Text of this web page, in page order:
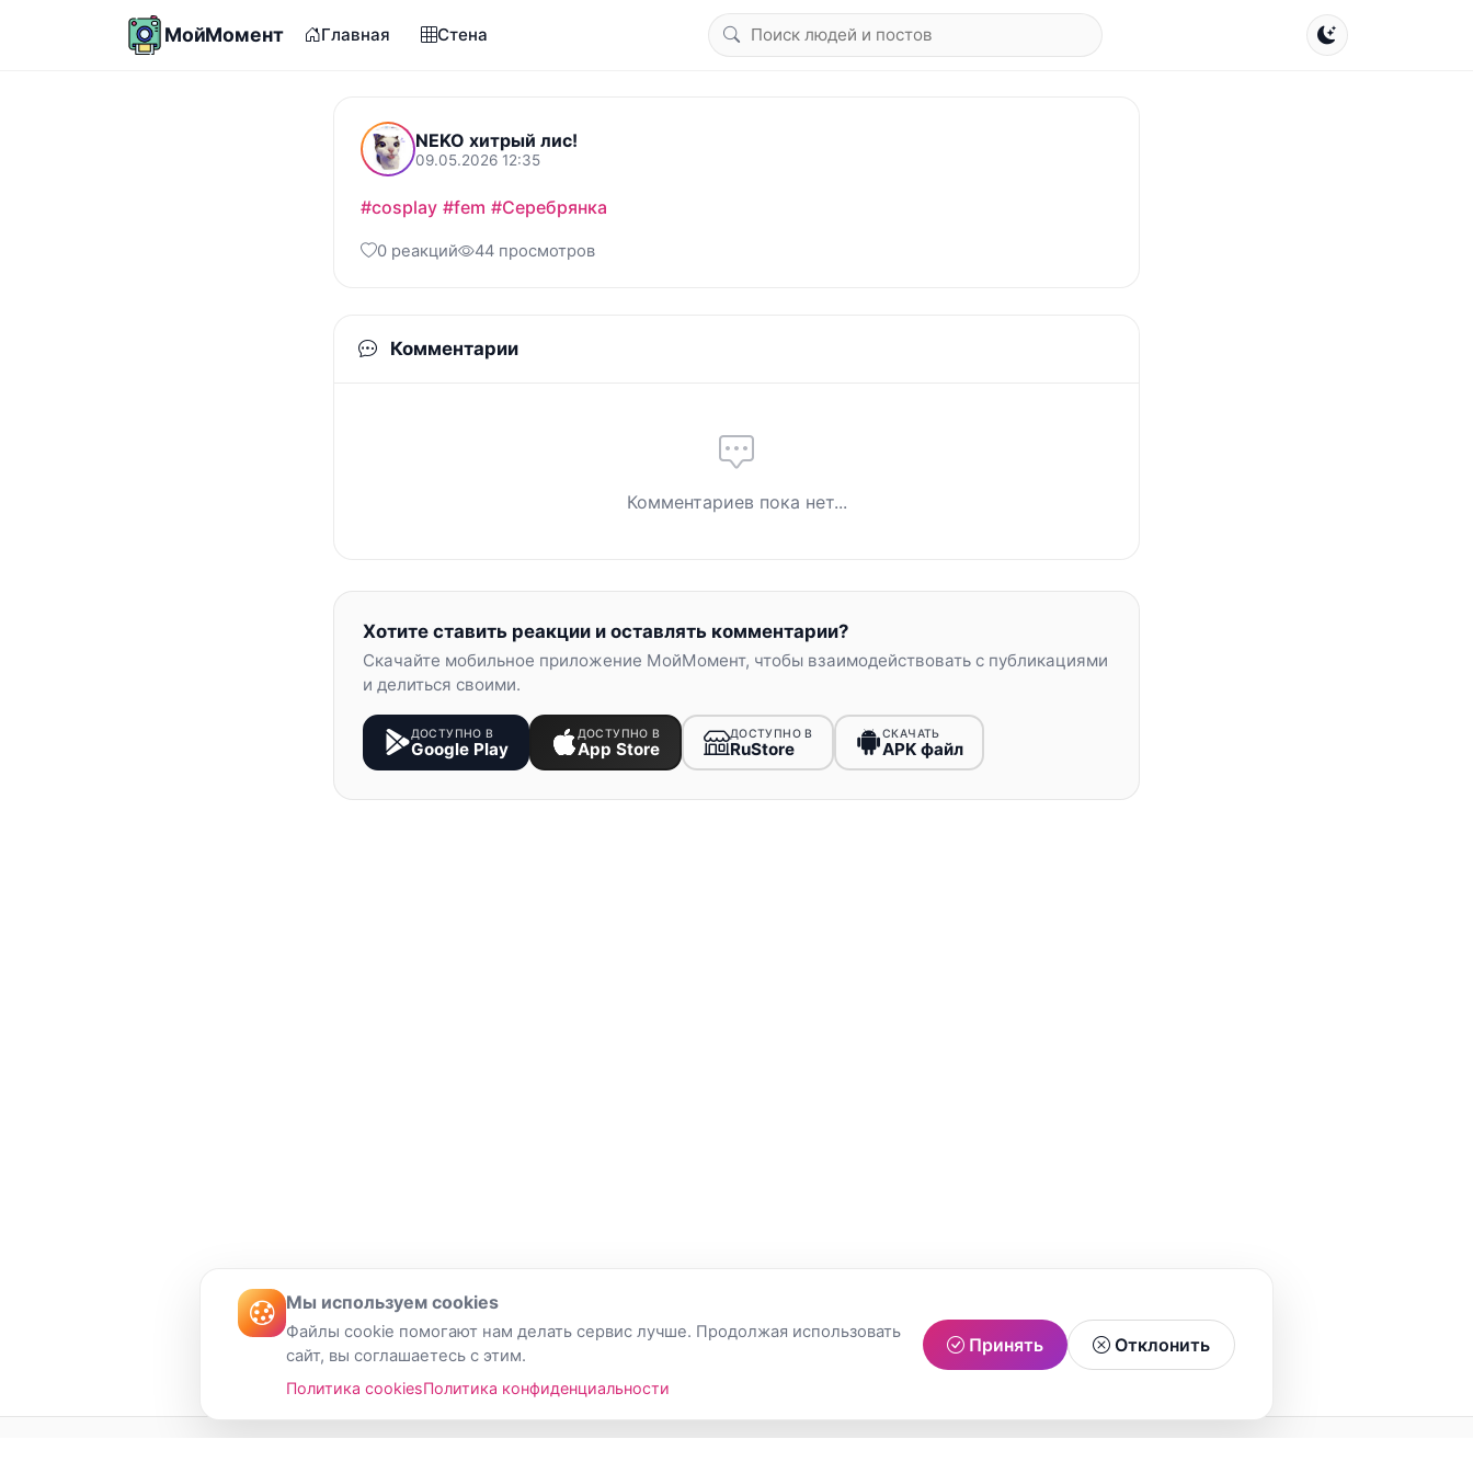
МойМомент Главная Стена
NEKO хитрый лис!
09.05.2026 12:35
#cosplay #fem #Серебрянка
0 реакций 44 просмотров
Комментарии
Комментариев пока нет...
Хотите ставить реакции и оставлять комментарии?
Скачайте мобильное приложение МойМомент, чтобы взаимодействовать с публикациями
и делиться своими.
ДОСТУПНО В
Google Play
ДОСТУПНО В
App Store
ДОСТУПНО В
RuStore
СКАЧАТЬ
APK файл
Мы используем cookies
Файлы cookie помогают нам делать сервис лучше. Продолжая использовать
сайт, вы соглашаетесь с этим.
Политика cookiesПолитика конфиденциальности
Принять Отклонить